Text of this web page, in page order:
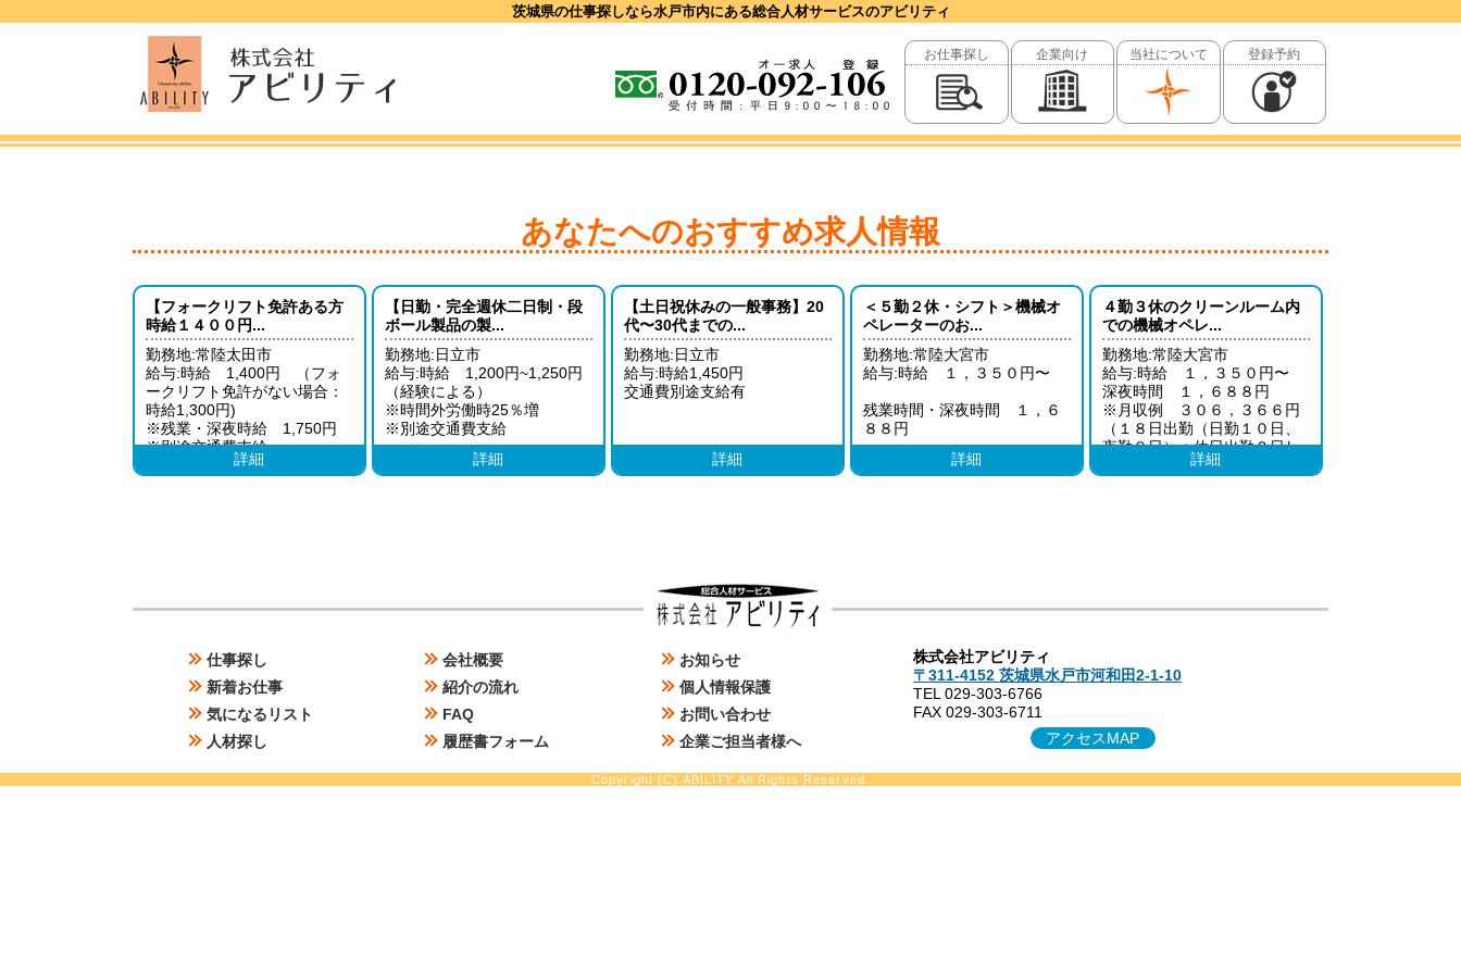
茨城県の仕事探しなら水戸市内にある総合人材サービスのアビリティ
お仕事探し 企業向け 当社について 登録予約
あなたへのおすすめ求人情報
【フォークリフト免許ある方
時給１４００円...
勤務地:常陸太田市
給与:時給 1,400円 （フォ
ークリフト免許がない場合：
時給1,300円)
※残業・深夜時給 1,750円
※別途交通費支給
詳細
【日勤・完全週休二日制・段
ボール製品の製...
勤務地:日立市
給与:時給 1,200円~1,250円
（経験による）
※時間外労働時25％増
※別途交通費支給
詳細
【土日祝休みの一般事務】20
代〜30代までの...
勤務地:日立市
給与:時給1,450円
交通費別途支給有
詳細
＜５勤２休・シフト＞機械オ
ペレーターのお...
勤務地:常陸大宮市
給与:時給 １，３５０円〜
残業時間・深夜時間 １，６
８８円
※月収例 ３１２，５５０円
詳細
４勤３休のクリーンルーム内
での機械オペレ...
勤務地:常陸大宮市
給与:時給 １，３５０円〜
深夜時間 １，６８８円
※月収例 ３０６，３６６円
（１８日出勤（日勤１０日、
夜勤８日）＋休日出勤２日し
詳細
＞
仕事探し
＞
新着お仕事
＞
気になるリスト
＞
人材探し
＞
会社概要
＞
紹介の流れ
＞
FAQ
＞
履歴書フォーム
＞
お知らせ
＞
個人情報保護
＞
お問い合わせ
＞
企業ご担当者様へ
株式会社アビリティ
〒311-4152 茨城県水戸市河和田2-1-10
TEL 029-303-6766
FAX 029-303-6711
アクセスMAP
Copyright (C) ABILITY All Rights Reserved.